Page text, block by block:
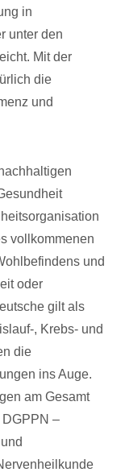
in
unter den
Mit der
die
und
vollkommenen
und
oder
gilt als
, Krebs- und
die
ins Auge.
am Gesamt
–